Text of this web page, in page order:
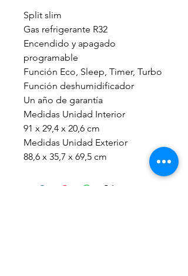
Split slim
Gas refrigerante R32
Encendido y apagado
programable
Función Eco, Sleep, Timer, Turbo
Función deshumidificador
Un año de garantía
Medidas Unidad Interior
91 x 29,4 x 20,6 cm
Medidas Unidad Exterior
88,6 x 35,7 x 69,5 cm